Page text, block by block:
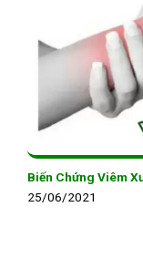
Biến Chứng Viêm
25/06/2021